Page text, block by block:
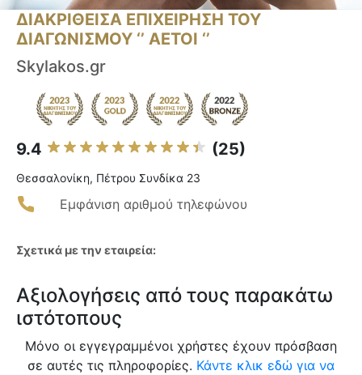
ΔΙΑΚΡΙΘΕΙΣΑ ΕΠΙΧΕΙΡΗΣΗ ΤΟΥ
ΔΙΑΓΩΝΙΣΜΟΥ ‘’ ΑΕΤΟΙ ‘’
Skylakos.gr
9.4 (25)
Θεσσαλονίκη, Πέτρου Συνδίκα 23
Εμφάνιση αριθμού τηλεφώνου
Σχετικά με την εταιρεία:
Αξιολογήσεις από τους παρακάτω
ιστότοπους
Μόνο οι εγγεγραμμένοι χρήστες έχουν πρόσβαση
σε αυτές τις πληροφορίες. Κάντε κλικ εδώ για να